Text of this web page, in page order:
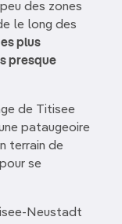
des zones
le long des
plus
presque
de Titisee
pataugeoire
terrain de
pour se
Neustadt